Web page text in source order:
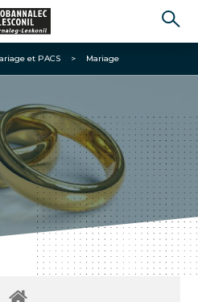
et PACS > Mariage